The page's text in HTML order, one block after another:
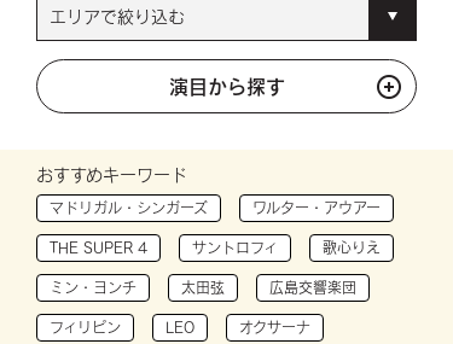
演目から探す
おすすめキーワード
マドリガル・シンガーズ ワルター・アウアー
THE SUPER 4 サントロフィ 歌心りえ
ミン・ヨンチ 太田弦 広島交響楽団
フィリピン LEO オクサーナ